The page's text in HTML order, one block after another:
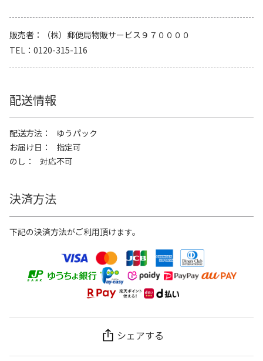
販売者
（株）郵便局物販サービス９７００００
TEL
0120-315-116
配送情報
配送方法
ゆうパック
お届け日
指定可
のし
対応不可
決済方法
下記の決済方法がご利用頂けます。
シェアする